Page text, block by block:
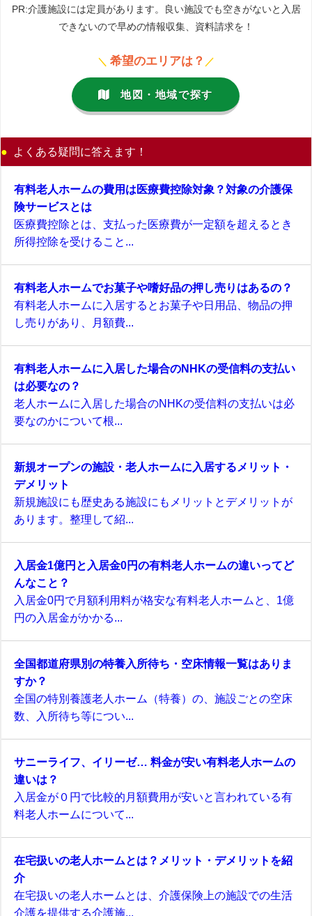
PR:介護施設には定員があります。良い施設でも空きがないと入居
できないので早めの情報収集、資料請求を！
＼ 希望のエリアは？ ／
地図・地域で探す
よくある疑問に答えます！
有料老人ホームの費用は医療費控除対象？対象の介護保
険サービスとは
医療費控除とは、支払った医療費が一定額を超えるとき
所得控除を受けること...
有料老人ホームでお菓子や嗜好品の押し売りはあるの？
有料老人ホームに入居するとお菓子や日用品、物品の押
し売りがあり、月額費...
有料老人ホームに入居した場合のNHKの受信料の支払い
は必要なの？
老人ホームに入居した場合のNHKの受信料の支払いは必
要なのかについて根...
新規オープンの施設・老人ホームに入居するメリット・
デメリット
新規施設にも歴史ある施設にもメリットとデメリットが
あります。整理して紹...
入居金1億円と入居金0円の有料老人ホームの違いってど
んなこと？
入居金0円で月額利用料が格安な有料老人ホームと、1億
円の入居金がかかる...
全国都道府県別の特養入所待ち・空床情報一覧はありま
すか？
全国の特別養護老人ホーム（特養）の、施設ごとの空床
数、入所待ち等につい...
サニーライフ、イリーゼ… 料金が安い有料老人ホームの
違いは？
入居金が０円で比較的月額費用が安いと言われている有
料老人ホームについて...
在宅扱いの老人ホームとは？メリット・デメリットを紹
介
在宅扱いの老人ホームとは、介護保険上の施設での生活
介護を提供する介護施...